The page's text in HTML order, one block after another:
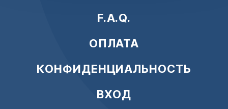
F.A.Q.
ОПЛАТА
КОНФИДЕНЦИАЛЬНОСТЬ
ВХОД